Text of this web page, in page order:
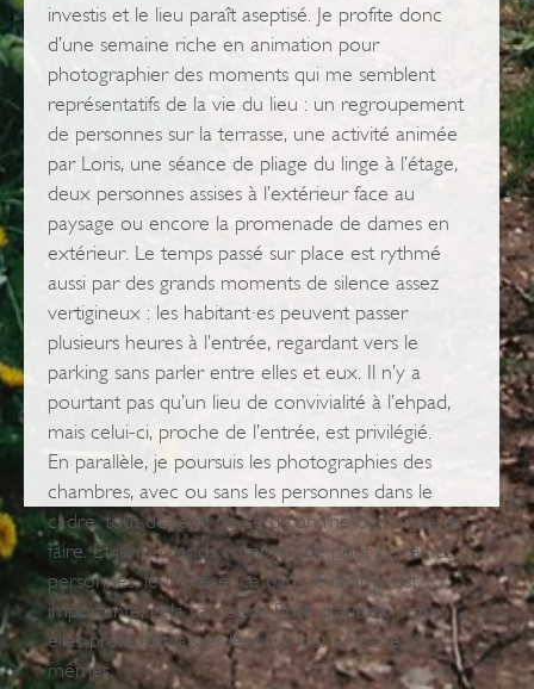
investis et le lieu paraît aseptisé. Je profite donc
d’une semaine riche en animation pour
photographier des moments qui me semblent
représentatifs de la vie du lieu : un regroupement
de personnes sur la terrasse, une activité animée
par Loris, une séance de pliage du linge à l’étage,
deux personnes assises à l’extérieur face au
paysage ou encore la promenade de dames en
extérieur. Le temps passé sur place est rythmé
aussi par des grands moments de silence assez
vertigineux : les habitant·es peuvent passer
plusieurs heures à l’entrée, regardant vers le
parking sans parler entre elles et eux. Il n’y a
pourtant pas qu’un lieu de convivialité à l’ehpad,
mais celui-ci, proche de l’entrée, est privilégié.
En parallèle, je poursuis les photographies des
chambres, avec ou sans les personnes dans le
cadre, tout dépend de ce qu’on me demande de
faire. Et je me rends compte que pour certaines
personnes, leur présence dans le champ est
importante, cela va de soi. Pour d’autres, non,
elles préfèrent laisser les lieux parler par eux-
mêmes.